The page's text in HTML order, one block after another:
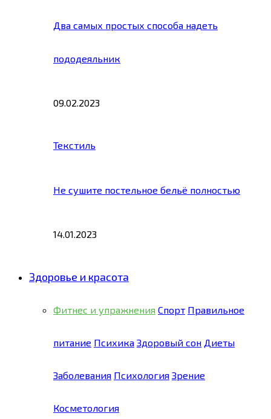
Два самых простых способа надеть
пододеяльник
09.02.2023
Текстиль
Не сушите постельное бельё полностью
14.01.2023
Здоровье и красота
Фитнес и упражнения Спорт Правильное
питание Психика Здоровый сон Диеты
Заболевания Психология Зрение
Косметология